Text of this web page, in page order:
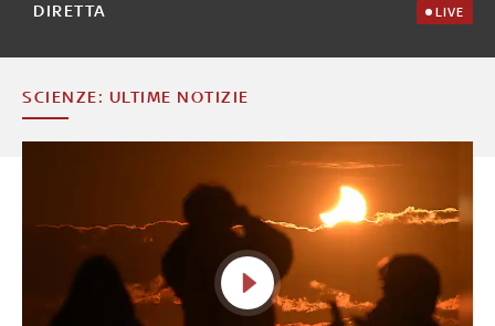
DIRETTA LIVE
SCIENZE: ULTIME NOTIZIE